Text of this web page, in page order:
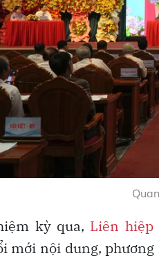
kỳ qua, Liên hiệp
mới nội dung,